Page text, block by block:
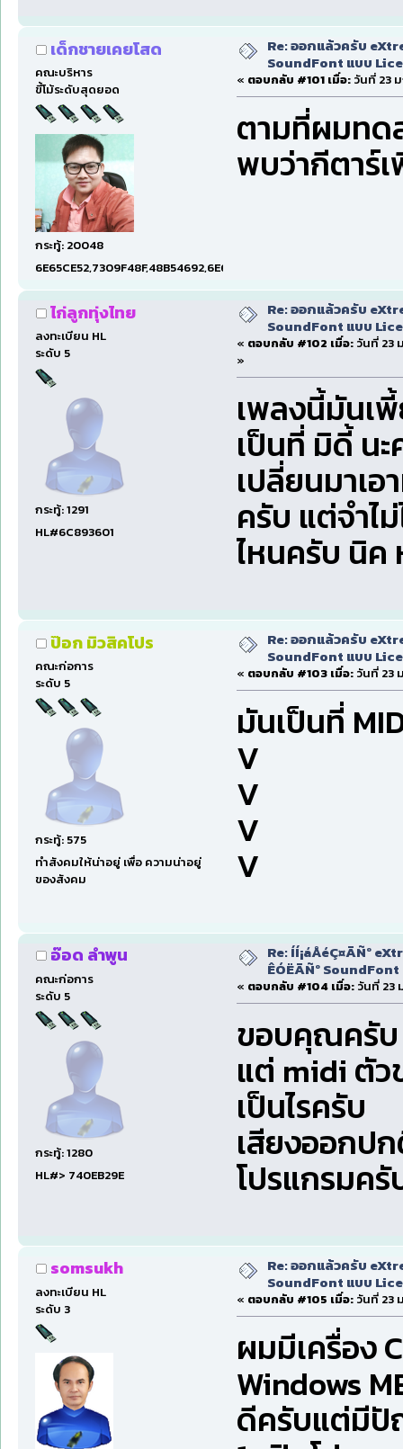
เด็กชายเคยโสด
คณะบริหาร
ขี้โม้ระดับสุดยอด
กระทู้: 20048
6E65CE52,7309F48F,48B54692,6E674E74,1E001EF5
Re: ออกแล้วครับ
SoundFont แบบ
« ตอบกลับ #101 เมื่อ: วันที่ 23
ตามที่ผมทด
พบว่ากีตาร์
ไก่ลูกทุ่งไทย
ลงทะเบียน HL
ระดับ 5
กระทู้: 1291
HL#6C893601
Re: ออกแล้วครับ
SoundFont แบบ
« ตอบกลับ #102 เมื่อ: วันที่ 23
»
เพลงนี้มันเ
เป็นที่ มิดี้ น
เปลี่ยนมาเอ
ครับ แต่จำไ
ไหนครับ นิค
ป๊อก มิวสิคโปร
คณะก่อการ
ระดับ 5
กระทู้: 575
ทำสังคมให้น่าอยู่ เพื่อ ความน่าอยู่
ของสังคม
Re: ออกแล้วครับ
SoundFont แบบ
« ตอบกลับ #103 เมื่อ: วันที่ 23
มันเป็นที่
V
V
V
V
อ๊อด ลำพูน
คณะก่อการ
ระดับ 5
กระทู้: 1280
HL#> 740EB29E
Re: ÍÍ¡áÅéÇ¤ÃÑº
ÊÓËÃÑº SoundFont
« ตอบกลับ #104 เมื่อ: วันที่ 23
ขอบคุณครับ
แต่ midi ตัว
เป็นไรครับ
เสียงออกป
โปรแกรมครั
somsukh
ลงทะเบียน HL
ระดับ 3
Re: ออกแล้วครับ
SoundFont แบบ
« ตอบกลับ #105 เมื่อ: วันที่ 23
ผมมีเครื่อง
Windows
ดีครับแต่มีปั